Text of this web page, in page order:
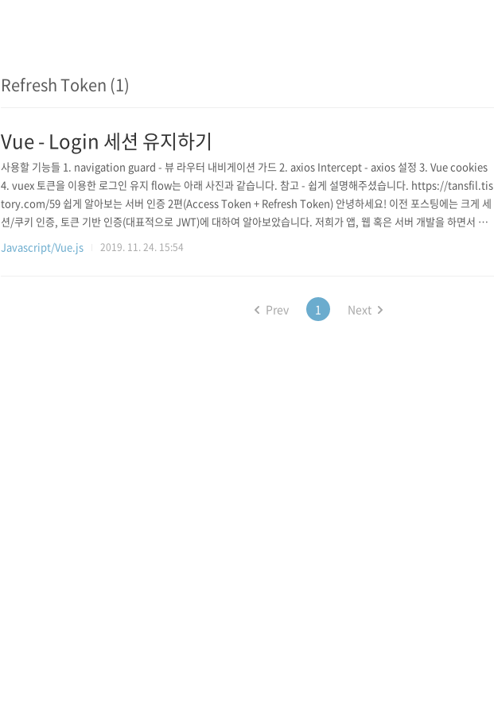
Refresh Token (1)
Vue - Login 세션 유지하기
사용할 기능들 1. navigation guard - 뷰 라우터 내비게이션 가드 2. axios Intercept - axios 설정 3. Vue cookies
4. vuex 토큰을 이용한 로그인 유지 flow는 아래 사진과 같습니다. 참고 - 쉽게 설명해주셨습니다. https://tansfil.tis
tory.com/59 쉽게 알아보는 서버 인증 2편(Access Token + Refresh Token) 안녕하세요! 이전 포스팅에는 크게 세
션/쿠키 인증, 토큰 기반 인증(대표적으로 JWT)에 대하여 알아보았습니다. 저희가 앱, 웹 혹은 서버 개발을 하면서 꼭
사용하게 되는 인증(Authorization).. tansfil.tistory.com 더 더 검색해보니 사용자가 로그인하면 -> 서버측에서 A
Javascript/Vue.js 2019. 11. 24. 15:54
Prev 1 Next